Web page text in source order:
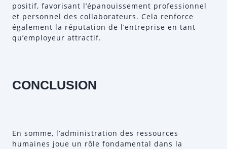
positif, favorisant l’épanouissement professionnel
et personnel des collaborateurs. Cela renforce
également la réputation de l’entreprise en tant
qu’employeur attractif.
CONCLUSION
En somme, l’administration des ressources
humaines joue un rôle fondamental dans la